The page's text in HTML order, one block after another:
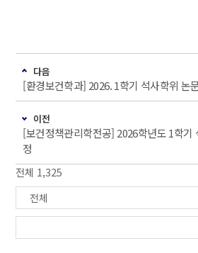
다음
[환경보건학과] 2026. 1학기 석사학위 논
이전
[보건정책관리학전공] 2026학년도 1학기
정
전체 1,325